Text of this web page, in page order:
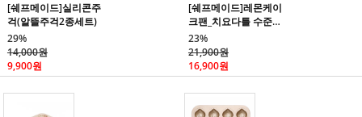
[쉐프메이드]실리콘주
걱(알뜰주걱2종세트)
29%
14,000원
9,900원
[쉐프메이드]레몬케이
크팬_치요다틀 수준의
프리미엄 코팅
23%
21,900원
16,900원